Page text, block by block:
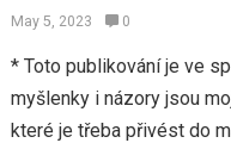
May 5, 2023 0
* Toto publikování je ve
myšlenky i názory jsou
které je třeba přivést do